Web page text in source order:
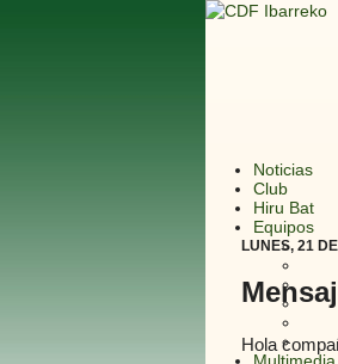
Noticias
Club
Hiru Bat
Equipos
LUNES, 21
Hola